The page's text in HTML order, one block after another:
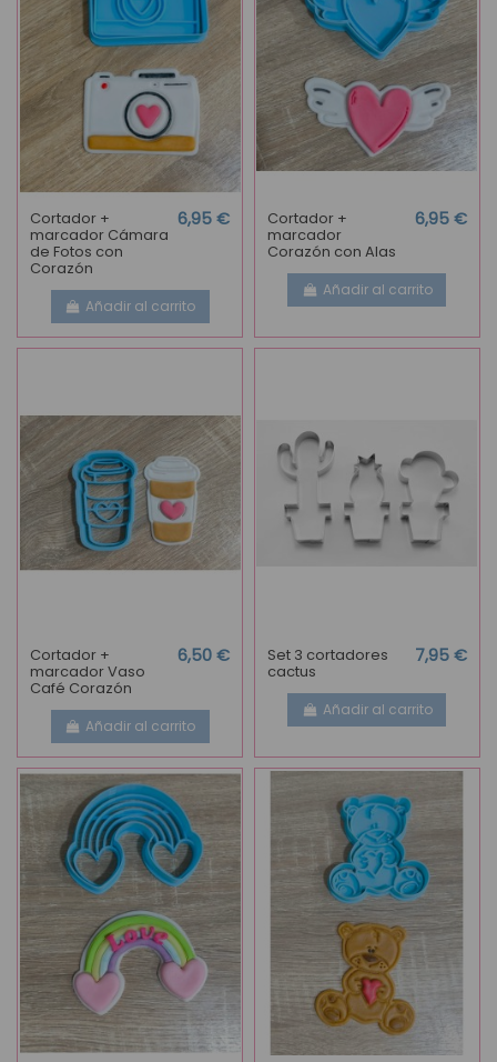
Cortador +
marcador Cámara
de Fotos con
Corazón
6,95 €
Añadir al carrito
Cortador +
marcador
Corazón con Alas
6,95 €
Añadir al carrito
Cortador +
marcador Vaso
Café Corazón
6,50 €
Añadir al carrito
Set 3 cortadores
cactus
7,95 €
Añadir al carrito